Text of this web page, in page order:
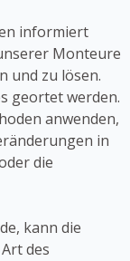
informiert
Monteure
und zu lösen.
geortet werden.
anwenden,
in
die
kann die
des